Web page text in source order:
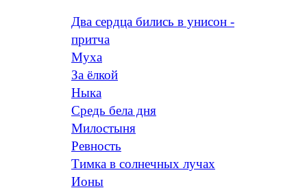
Два сердца бились в унисон -
притча
Муха
За ёлкой
Ныка
Средь бела дня
Милостыня
Ревность
Тимка в солнечных лучах
Ионы